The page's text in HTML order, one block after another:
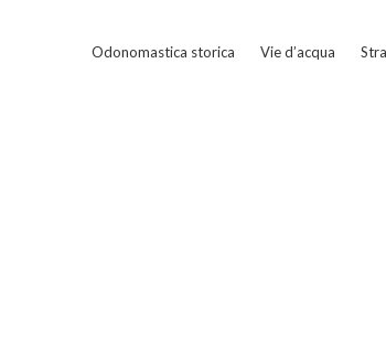
Odonomastica storica Vie d’acqua